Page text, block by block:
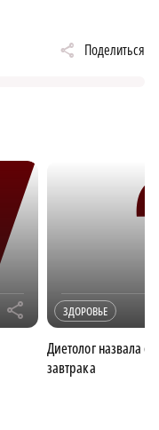
Поделиться
r ЗДОРОВЬЕ
Диетолог назвала
завтрака